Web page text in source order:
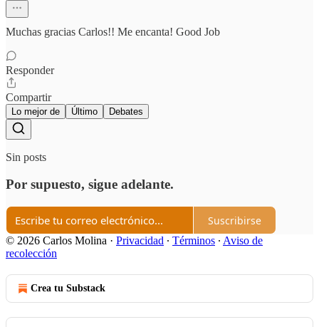
Muchas gracias Carlos!! Me encanta! Good Job
Responder
Compartir
Lo mejor de Último Debates
Sin posts
Por supuesto, sigue adelante.
Suscribirse
© 2026 Carlos Molina · Privacidad ∙ Términos ∙ Aviso de
recolección
Crea tu Substack